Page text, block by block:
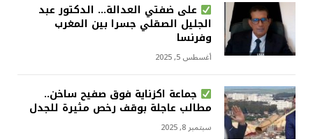
على ضفتي العدالة… الدكتور عبد
الجليل الصقلي جسرا بين المغرب
وفرنسا
أغسطس 5, 2025
جماعة اكزناية فوق صفيح ساخن..
مطالب عاجلة بوقف رخص مثيرة للجدل
سبتمبر 8, 2025